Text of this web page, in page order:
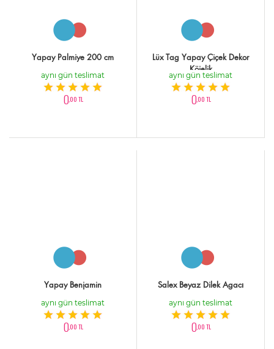
Yapay Palmiye 200 cm
aynı gün teslimat
0,00 TL
Lüx Tag Yapay Çiçek Dekor
Köielik
aynı gün teslimat
0,00 TL
Yapay Benjamin
aynı gün teslimat
0,00 TL
Salex Beyaz Dilek Agacı
aynı gün teslimat
0,00 TL